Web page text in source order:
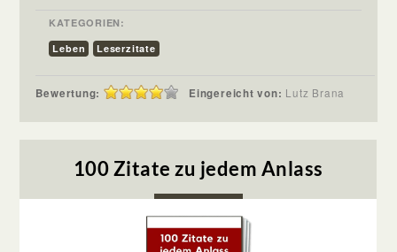
KATEGORIEN:
Leben
Leserzitate
Bewertung: Eingereicht von: Lutz Brana